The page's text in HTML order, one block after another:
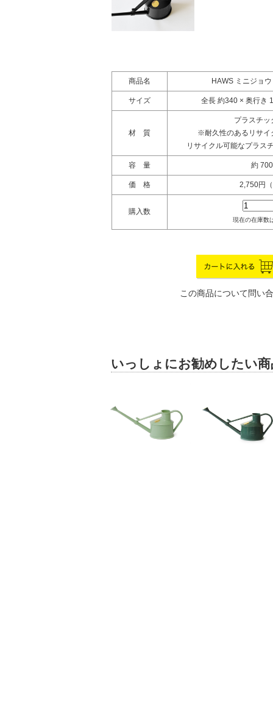
商品名 HAWS ミニジョ
サイズ 全長 約340 × 奥行き
材 質
プラスチッ
※耐久性のあるリサイ
リサイクル可能なプラス
容 量 約
価 格 2,750円
購入数
現在の在庫数
この商品について問い
いっしょにお勧めしたい商